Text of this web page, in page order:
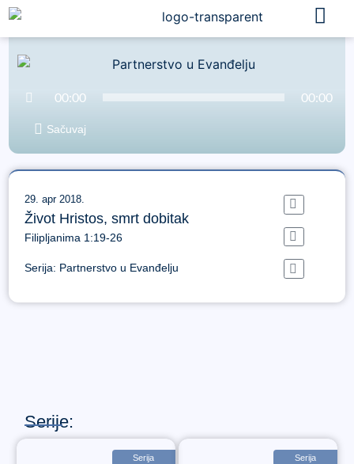
00:00 00:00
Sačuvaj
29. apr 2018.
Život Hristos, smrt dobitak
Filipljanima 1:19-26
Serija: Partnerstvo u Evanđelju
Serije:
Serija Serija